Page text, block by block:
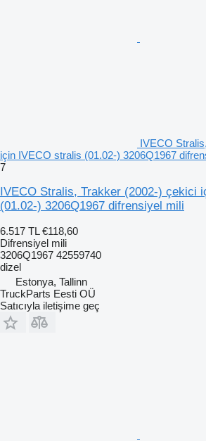
IVECO
için IVECO stralis (01.02-) 3206Q1967
7
IVECO Stralis, Trakker (2002-) çekici
(01.02-) 3206Q1967 difrensiyel mili
6.517 TL €118,60
Difrensiyel mili
3206Q1967 42559740
dizel
Estonya, Tallinn
TruckParts Eesti OÜ
Satıcıyla iletişime geç